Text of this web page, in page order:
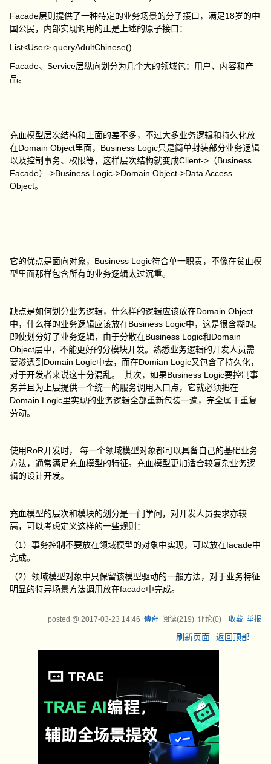
Facade层则提供了一种特定的业务场景的分子接口，满足18岁的中
国公民，内部实现调用的正是上述的原子接口：
List<User> queryAdultChinese()
Facade、Service层纵向划分为几个大的领域包：用户、内容和产
品。
充血模型层次结构和上面的差不多，不过大多业务逻辑和持久化放
在Domain Object里面，Business Logic只是简单封装部分业务逻辑
以及控制事务、权限等，这样层次结构就变成Client->（Business
Facade）->Business Logic->Domain Object->Data Access
Object。
它的优点是面向对象，Business Logic符合单一职责，不像在贫血模
型里面那样包含所有的业务逻辑太过沉重。
缺点是如何划分业务逻辑，什么样的逻辑应该放在Domain Object
中，什么样的业务逻辑应该放在Business Logic中，这是很含糊的。
即使划分好了业务逻辑，由于分散在Business Logic和Domain
Object层中，不能更好的分模块开发。熟悉业务逻辑的开发人员需
要渗透到Domain Logic中去，而在Domian Logic又包含了持久化，
对于开发者来说这十分混乱。 其次，如果Business Logic要控制事
务并且为上层提供一个统一的服务调用入口点，它就必须把在
Domain Logic里实现的业务逻辑全部重新包装一遍，完全属于重复
劳动。
使用RoR开发时， 每一个领域模型对象都可以具备自己的基础业务
方法，通常满足充血模型的特征。充血模型更加适合较复杂业务逻
辑的设计开发。
充血模型的层次和模块的划分是一门学问，对开发人员要求亦较
高，可以考虑定义这样的一些规则：
（1）事务控制不要放在领域模型的对象中实现，可以放在facade中
完成。
（2）领域模型对象中只保留该模型驱动的一般方法，对于业务特征
明显的特异场景方法调用放在facade中完成。
posted @ 2017-03-23 14:46 傳奇阅读(219) 评论(0) 收藏 举报
刷新页面 返回顶部